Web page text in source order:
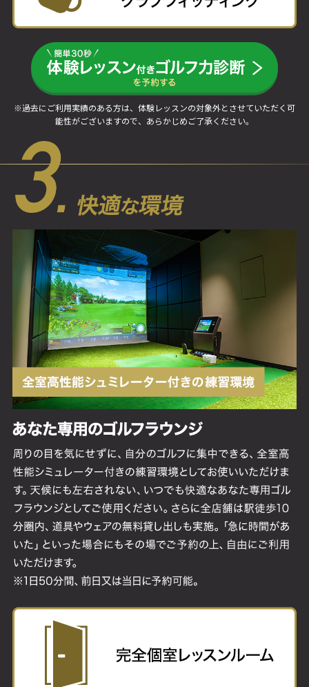
※過去にご利用実績のある方は、体験レッスンの対象外とさせていただく可
能性がございますので、あらかじめご了承ください。